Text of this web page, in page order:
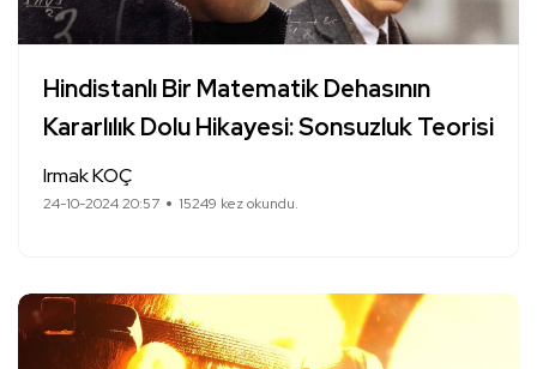
Hindistanlı Bir Matematik Dehasının
Kararlılık Dolu Hikayesi: Sonsuzluk Teorisi
Irmak KOÇ
24-10-2024 20:57 15249 kez okundu.